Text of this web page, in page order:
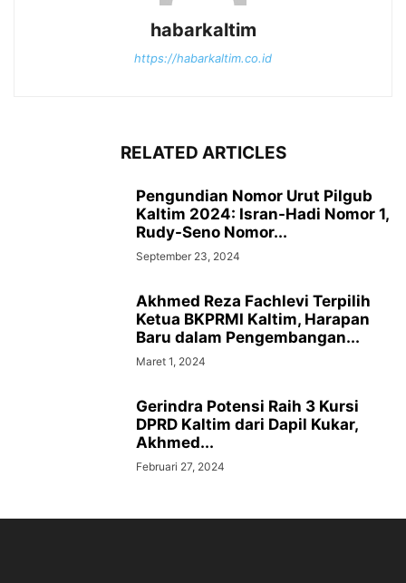
habarkaltim
https://habarkaltim.co.id
RELATED ARTICLES
Pengundian Nomor Urut Pilgub
Kaltim 2024: Isran-Hadi Nomor 1,
Rudy-Seno Nomor...
September 23, 2024
Akhmed Reza Fachlevi Terpilih
Ketua BKPRMI Kaltim, Harapan
Baru dalam Pengembangan...
Maret 1, 2024
Gerindra Potensi Raih 3 Kursi
DPRD Kaltim dari Dapil Kukar,
Akhmed...
Februari 27, 2024